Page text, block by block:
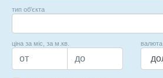
тип об'єкта
ціна за міс, за м.кв. валюта